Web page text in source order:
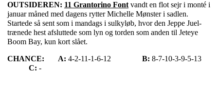
OUTSIDEREN: 11 Grantorino Font vandt en flot sejr i monté i
januar måned med dagens rytter Michelle Mønster i sadlen.
Startede så sent som i mandags i sulkyløb, hvor den Jeppe Juel-
trænede hest afsluttede som lyn og torden som anden til Jeteye
Boom Bay, kun kort slået.
CHANCE: A: 4-2-11-1-6-12 B: 8-7-10-3-9-5-13
C: -